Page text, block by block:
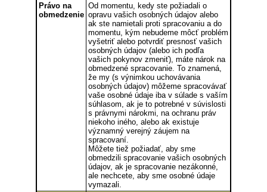
Právo na
obmedzenie
Od momentu, kedy ste požiadali o
opravu vašich osobných údajov alebo
ak ste namietali proti spracovaniu a do
momentu, kým nebudeme môcť problém
vyšetriť alebo potvrdiť presnosť vašich
osobných údajov (alebo ich podľa
vašich pokynov zmeniť), máte nárok na
obmedzené spracovanie. To znamená,
že my (s výnimkou uchovávania
osobných údajov) môžeme spracovávať
vaše osobné údaje iba v súlade s vaším
súhlasom, ak je to potrebné v súvislosti
s právnymi nárokmi, na ochranu práv
niekoho iného, alebo ak existuje
významný verejný záujem na
spracovaní.
Môžete tiež požiadať, aby sme
obmedzili spracovanie vašich osobných
údajov, ak je spracovanie nezákonné,
ale nechcete, aby sme osobné údaje
vymazali.